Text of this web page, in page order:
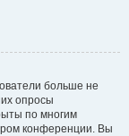
больше не
опросы
по многим
конференции. Вы